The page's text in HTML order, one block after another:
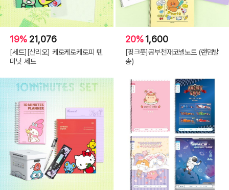
19% 21,076
[세트][산리오] 케로케로케로피 텐
미닛 세트
20%1,600
[핑크풋]공부천재코넬노트 (랜덤발
송)